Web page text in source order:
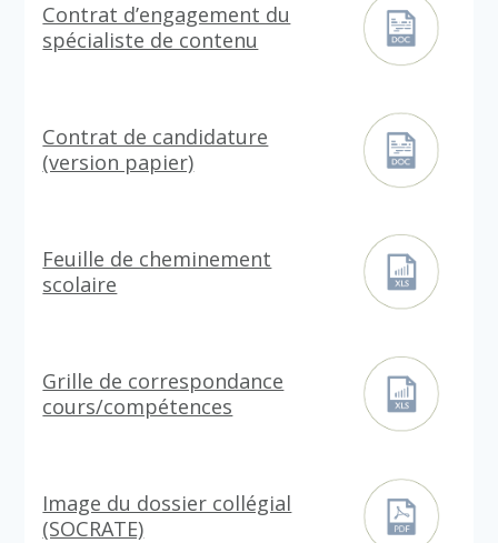
Contrat d’engagement du
spécialiste de contenu
Contrat de candidature
(version papier)
Feuille de cheminement
scolaire
Grille de correspondance
cours/compétences
Image du dossier collégial
(SOCRATE)